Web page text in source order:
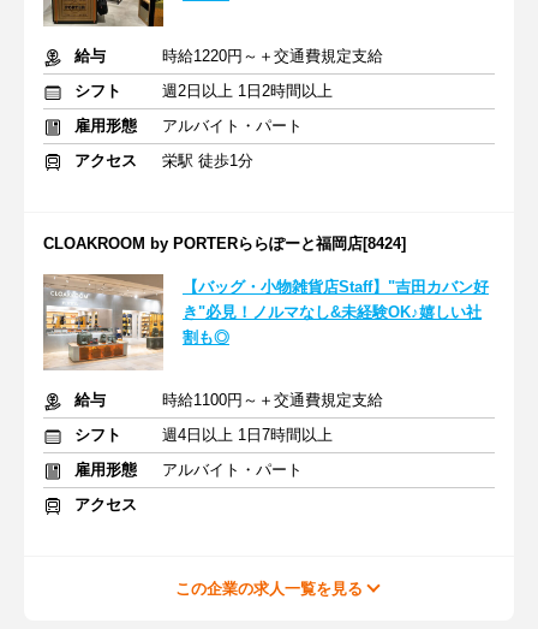
給与
時給1220円～＋交通費規定支給
シフト
週2日以上 1日2時間以上
雇用形態
アルバイト・パート
アクセス
栄駅 徒歩1分
CLOAKROOM by PORTERららぽーと福岡店[8424]
【バッグ・小物雑貨店Staff】"吉田カバン好
き"必見！ノルマなし&未経験OK♪嬉しい社
割も◎
給与
時給1100円～＋交通費規定支給
シフト
週4日以上 1日7時間以上
雇用形態
アルバイト・パート
アクセス
この企業の求人一覧を見る